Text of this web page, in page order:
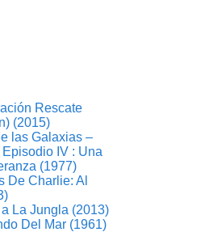
Rescate
(2015)
las Galaxias –
Episodio IV : Una
(1977)
De Charlie: Al
La Jungla (2013)
Del Mar (1961)